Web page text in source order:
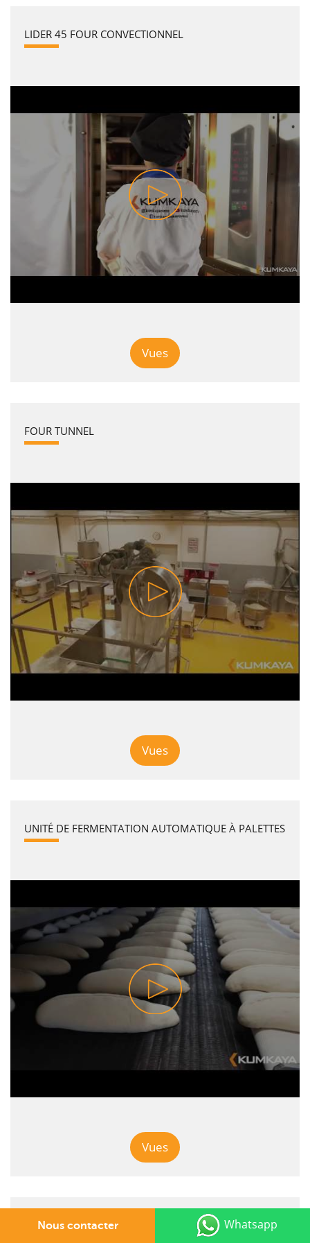
LIDER 45 FOUR CONVECTIONNEL
Vues
FOUR TUNNEL
Vues
UNITÉ DE FERMENTATION AUTOMATIQUE À PALETTES
Vues
MACHINES TRAITEMENT DE LA PÂTE Whatsapp
Nous contacter